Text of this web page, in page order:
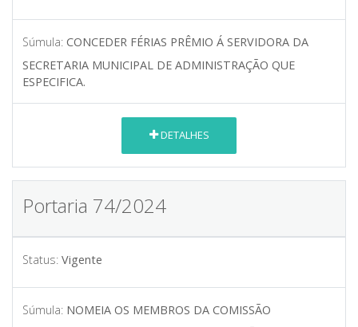
Súmula: CONCEDER FÉRIAS PRÊMIO Á SERVIDORA DA
SECRETARIA MUNICIPAL DE ADMINISTRAÇÃO QUE
ESPECIFICA.
DETALHES
Portaria 74/2024
Status: Vigente
Súmula: NOMEIA OS MEMBROS DA COMISSÃO